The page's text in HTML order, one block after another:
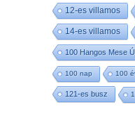
12-es villamos
14-es villamos
100 Hangos Mese
100 nap 100
121-es busz